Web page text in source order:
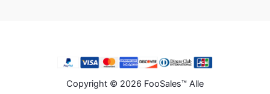
Copyright © 2026 FooSales™ Alle